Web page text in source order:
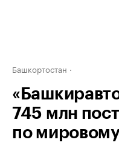
Башкортостан
745 млн
по